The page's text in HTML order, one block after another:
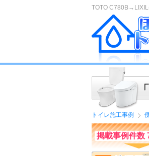
TOTO
トイレ施工事例
掲載事例件数